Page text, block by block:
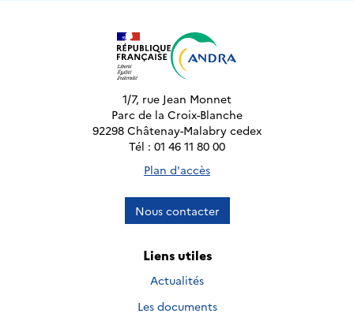
1/7, rue Jean Monnet
Parc de la Croix-Blanche
92298 Châtenay-Malabry cedex
Tél : 01 46 11 80 00
Plan d'accès
Nous contacter
Liens utiles
Actualités
Les documents